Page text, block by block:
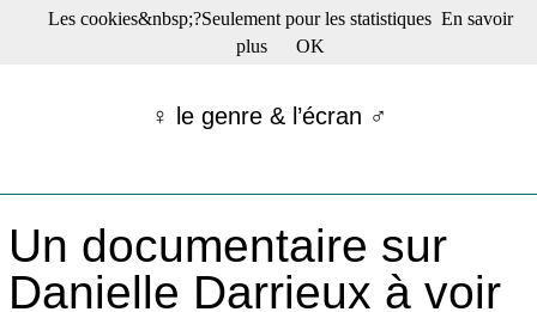
☰ Menu
Films récents
Tribunes
Archives
♀ le genre & l’écran ♂
Un documentaire sur
Danielle Darrieux à voir
Les cookies&nbsp;?Seulement pour les statistiques En savoir
plus
OK